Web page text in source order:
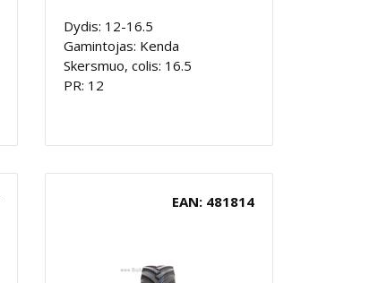
Dydis: 12-16.5
Gamintojas: Kenda
Skersmuo, colis: 16.5
PR: 12
EAN: 481814